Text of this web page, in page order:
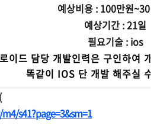
예상비용 : 100만원~300
예상기간 : 21일
필요기술 : ios
이드 담당 개발인력은 구인하여
똑같이 IOS 단 개발 해주
s41?page=3&sm=1